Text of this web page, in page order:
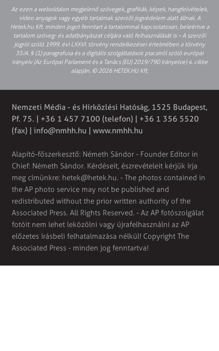
Az ezen a weboldalon megjelenő szövegek, grafikák, képek, hangfelvételek,
video anyagok vagy egyéb tartalmak szerzői jogvédelem alatt állnak. A
Hetek.hu Kft. minden jogot fenntart a tartalommal kapcsolatosan, beleértve a
tartalom szöveg- és adatbányászat céljára való felhasználását is – A szerzői
jogról szóló 1999. évi LXXVI. törvény rendelkezései értelmében a törvény
35/A. § (1) paragrafusa és a digitális szolgáltatások piacairól szóló európai
irányelv (Az Európai Parlament és a Tanács (EU) 2019/790 Irányelve) 4. cikke
alapján. © 2026 HETEK.HU Kft.
Nemzeti Média - és Hírközlési Hatóság, 1525 Budapest,
Pf. 75. | +36 1 457 7100 (telefon) | +36 1 356 5520
(fax) | info@nmhh.hu | www.nmhh.hu
Alapító-főszerkesztő: Németh Sándor - Founder Editor in
Chief: Németh Sándor. Kérdéseit, észrevételeit kérjük írja
meg címünkre: hetek@hetek.hu. - The photos contained in
the AP photo service may not be published and
redistributed without the prior written authority of the
Associated Press. All Rights Reserved. - Az AP fotószolgálat
fotóit nem lehet leközölni vagy újrafelhasználni az AP
előzetes írásbeli felhatalmazása nélkül! Copyright The
Associated Press - minden jog fenntartva!